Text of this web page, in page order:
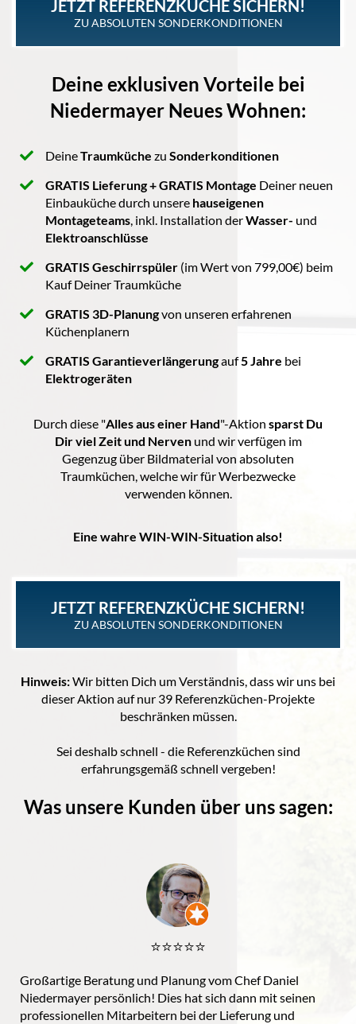
JETZT REFERENZKÜCHE SICHERN!
ZU ABSOLUTEN SONDERKONDITIONEN
Deine exklusiven Vorteile bei
Niedermayer Neues Wohnen:
DeineTraumküche zu Sonderkonditionen
​GRATIS Lieferung + GRATIS Montage Deiner neuen
Einbauküche durch unsere hauseigenen
Montageteams, inkl. Installation derWasser- und
Elektroanschlüsse
GRATIS Geschirrspüler (im Wert von 799,00€) beim
Kauf Deiner Traumküche
GRATIS 3D-Planungvon unseren erfahrenen
Küchenplanern
GRATIS Garantieverlängerungauf5 Jahre bei
Elektrogeräten
Durch diese "Alles aus einer Hand"-Aktion sparst Du
Dir viel Zeit und Nervenund wir verfügen im
Gegenzug über Bildmaterial von absoluten
Traumküchen, welche wir für Werbezwecke
verwenden können.
Eine wahre WIN-WIN-Situation also!
JETZT REFERENZKÜCHE SICHERN!
ZU ABSOLUTEN SONDERKONDITIONEN
Hinweis:Wir bitten Dich um Verständnis, dass wir uns bei
dieser Aktion auf nur 39 Referenzküchen-Projekte
beschränken müssen.
Sei deshalb schnell - die Referenzküchen sind
erfahrungsgemäß schnell vergeben!
Was unsere Kunden über uns sagen:
⭐️⭐️⭐️⭐️⭐️
Großartige Beratung und Planung vom Chef Daniel
Niedermayer persönlich! Dies hat sich dann mit seinen
professionellen Mitarbeitern bei der Lieferung und